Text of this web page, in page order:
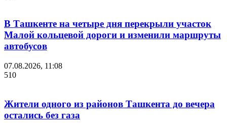
В Ташкенте на четыре дня перекрыли участок
Малой кольцевой дороги и изменили маршруты
автобусов
07.08.2026, 11:08
510
Жители одного из районов Ташкента до вечера
остались без газа